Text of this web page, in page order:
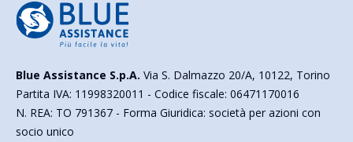
Blue Assistance S.p.A. Via S. Dalmazzo 20/A, 10122, Torino
Partita IVA: 11998320011 - Codice fiscale: 06471170016
N. REA: TO 791367 - Forma Giuridica: società per azioni con
socio unico